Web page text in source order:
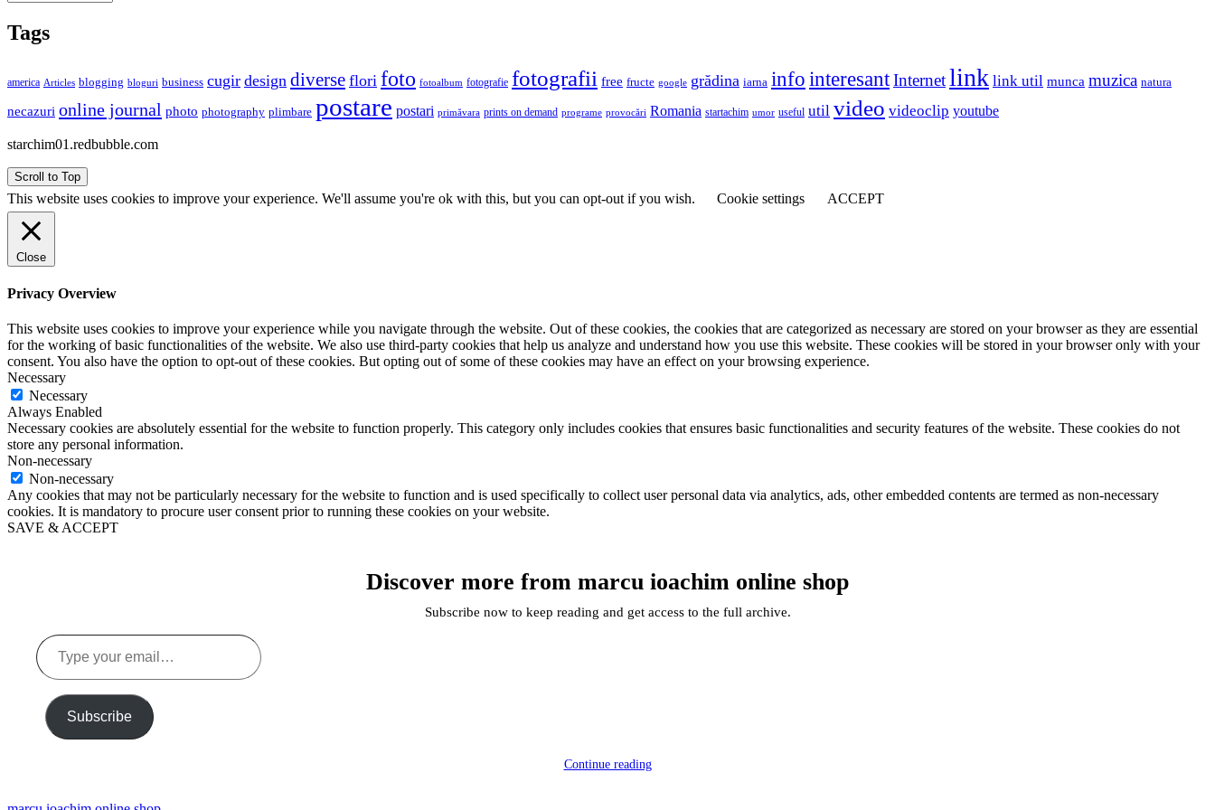
Tags
america Articles blogging bloguri business cugir design diverse flori foto fotoalbum fotografie fotografii free fructe google grădina iarna info interesantInternetlink link util munca muzica natura
necazuri online journal photo photography plimbare postare postari primăvara prints on demand programe provocări Romania startachim umor useful util video videoclip youtube
starchim01.redbubble.com
Scroll to Top
This website uses cookies to improve your experience. We'll assume you're ok with this, but you can opt-out if you wish. Cookie settings ACCEPT
Close
Privacy Overview
This website uses cookies to improve your experience while you navigate through the website. Out of these cookies, the cookies that are categorized as necessary are stored on your browser as they are essential
for the working of basic functionalities of the website. We also use third-party cookies that help us analyze and understand how you use this website. These cookies will be stored in your browser only with your
consent. You also have the option to opt-out of these cookies. But opting out of some of these cookies may have an effect on your browsing experience.
Necessary
Necessary
Always Enabled
Necessary cookies are absolutely essential for the website to function properly. This category only includes cookies that ensures basic functionalities and security features of the website. These cookies do not
store any personal information.
Non-necessary
Non-necessary
Any cookies that may not be particularly necessary for the website to function and is used specifically to collect user personal data via analytics, ads, other embedded contents are termed as non-necessary
cookies. It is mandatory to procure user consent prior to running these cookies on your website.
SAVE & ACCEPT
Discover more from marcu ioachim online shop
Subscribe now to keep reading and get access to the full archive.
Type
your
email…
Subscribe
Continue reading